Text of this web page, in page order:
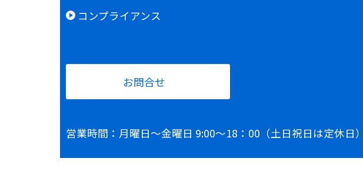
コンプライアンス
お問合せ
営業時間：月曜日～金曜日 9:00～18：00（土日祝日は定休